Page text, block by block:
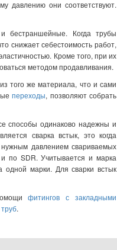
давлению они соответствуют.
бестраншейные. Когда трубы
снижает себестоимость работ,
Кроме того, при их
методом продавливания.
того же материала, что и сами
переходы, позволяют собрать
способы одинаково надежны и
сварка встык, это когда
давлением свариваемых
по SDR. Учитывается и марка
одной марки. Для сварки встык
фитингов с закладными
.